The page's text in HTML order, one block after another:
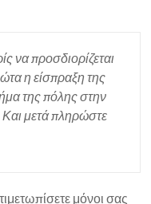
να προσδιορίζεται
η είσπραξη της
της πόλης στην
μετά πληρώστε
μόνοι σας